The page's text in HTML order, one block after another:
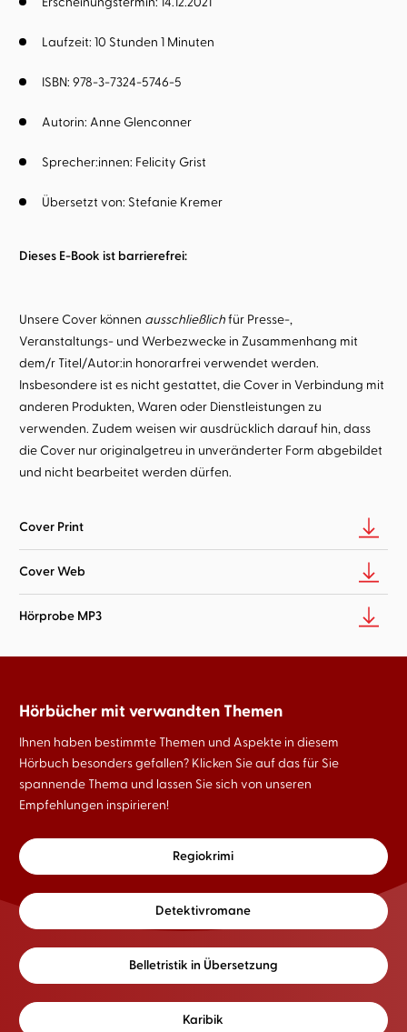
Übersetzt von: Stefanie Kremer
Laufzeit: 10 Stunden 1 Minuten
ISBN: 978-3-7324-5746-5
Autorin: Anne Glenconner
Sprecher:innen: Felicity Grist
Dieses E-Book ist barrierefrei:
Unsere Cover können ausschließlichfür Presse-,
Veranstaltungs- und Werbezwecke in Zusammenhang mit
dem/r Titel/Autor:in honorarfrei verwendet werden.
Insbesondere ist es nicht gestattet, die Cover in Verbindung mit
anderen Produkten, Waren oder Dienstleistungen zu
verwenden. Zudem weisen wir ausdrücklich darauf hin, dass
die Cover nur originalgetreu in unveränderter Form abgebildet
und nicht bearbeitet werden dürfen.
Cover Print
Cover Web
Hörprobe MP3
Hörbücher mit verwandten Themen
Ihnen haben bestimmte Themen und Aspekte in diesem
Hörbuch besonders gefallen? Klicken Sie auf das für Sie
spannende Thema und lassen Sie sich von unseren
Empfehlungen inspirieren!
Regiokrimi
Detektivromane
Belletristik in Übersetzung
Karibik